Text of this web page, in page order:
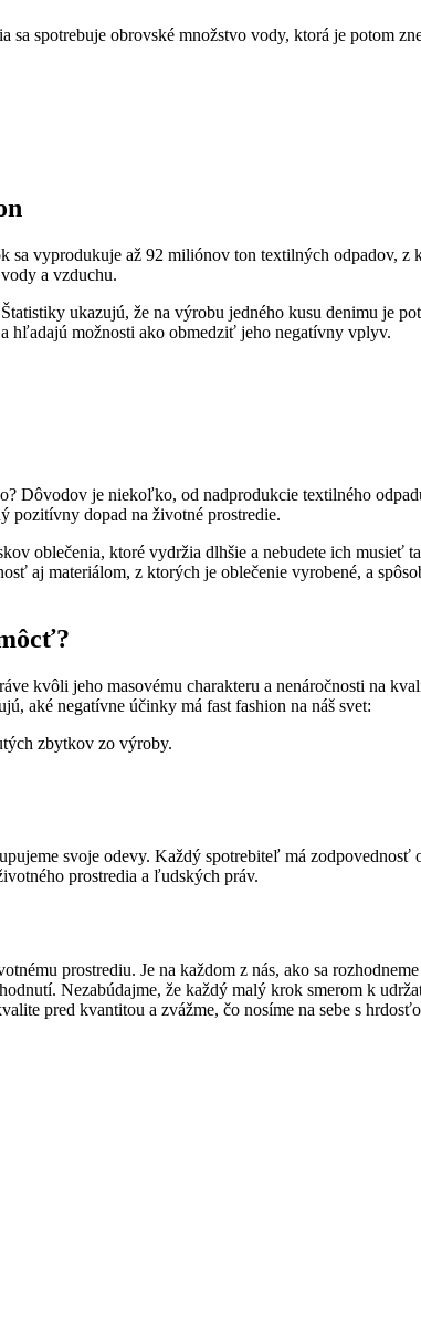
spotrebuje obrovské množstvo vody, ktorá je potom
vyprodukuje až 92 miliónov ton textilných odpadov, z
a vzduchu.
ukazujú, že na výrobu jedného kusu denimu je
hľadajú možnosti ako obmedziť jeho negatívny vplyv.
Dôvodov je niekoľko, od nadprodukcie textilného
pozitívny dopad na životné prostredie.
oblečenia, ktoré vydržia dlhšie a nebudete ich musieť
aj materiálom, z ktorých je oblečenie vyrobené, a
kvôli jeho masovému charakteru a nenáročnosti na
aké negatívne účinky má fast fashion na náš svet:
zbytkov zo výroby.
svoje odevy. Každý spotrebiteľ má
prostredia a ľudských práv.
prostrediu. Je na každom z nás, ako sa
Nezabúdajme, že každý malý krok smerom k
pred kvantitou a zvážme, čo nosíme na sebe s